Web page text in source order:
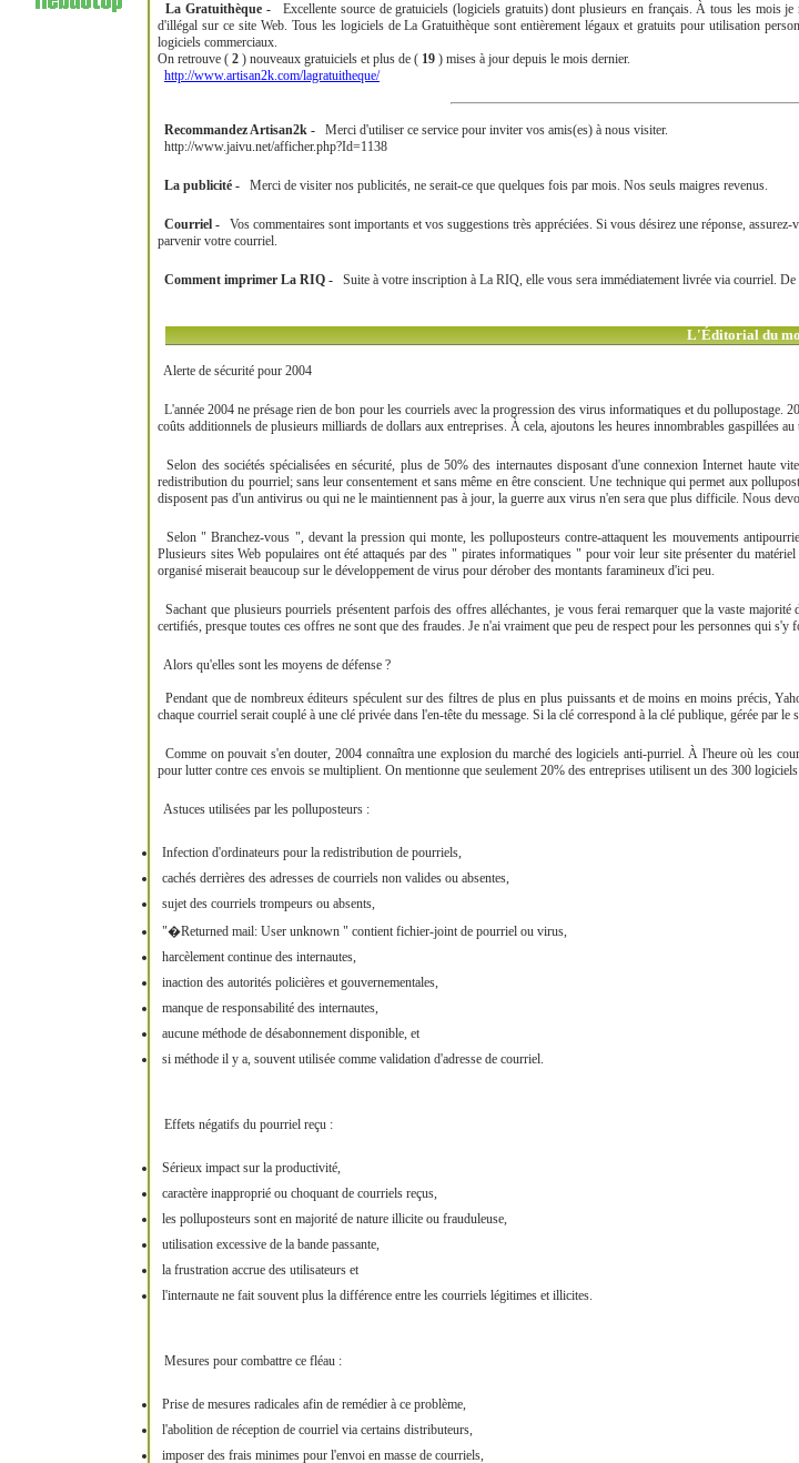
La Gratuithèque -Excellente source de gratuiciels (logiciels gratuits) dont plusieurs en français. À tous les mois je
d'illégal sur ce site Web. Tous les logiciels de La Gratuithèque sont entièrement légaux et gratuits pour utilisation
logiciels commerciaux.
On retrouve ( 2 ) nouveaux gratuiciels et plus de ( 19 ) mises à jour depuis le mois dernier.
http://www.artisan2k.com/lagratuitheque/
Recommandez Artisan2k - Merci d'utiliser ce service pour inviter vos amis(es) à nous visiter.
http://www.jaivu.net/afficher.php?Id=1138
La publicité - Merci de visiter nos publicités, ne serait-ce que quelques fois par mois. Nos seuls maigres revenus.
Courriel - Vos commentaires sont importants et vos suggestions très appréciées. Si vous désirez une réponse,
parvenir votre courriel.
Comment imprimer La RIQ - Suite à votre inscription à La RIQ, elle vous sera immédiatement livrée via courriel.
L'Éditorial du
Alerte de sécurité pour 2004
L'année 2004 ne présage rien de bon pour les courriels avec la progression des virus informatiques et du pollupostage.
coûts additionnels de plusieurs milliards de dollars aux entreprises. À cela, ajoutons les heures innombrables gaspillées
Selon des sociétés spécialisées en sécurité, plus de 50% des internautes disposant d'une connexion Internet
redistribution du pourriel; sans leur consentement et sans même en être conscient. Une technique qui permet aux
disposent pas d'un antivirus ou qui ne le maintiennent pas à jour, la guerre aux virus n'en sera que plus difficile. Nous
Selon " Branchez-vous ", devant la pression qui monte, les polluposteurs contre-attaquent les mouvements
Plusieurs sites Web populaires ont été attaqués par des " pirates informatiques " pour voir leur site présenter du
organisé miserait beaucoup sur le développement de virus pour dérober des montants faramineux d'ici peu.
Sachant que plusieurs pourriels présentent parfois des offres alléchantes, je vous ferai remarquer que la vaste
certifiés, presque toutes ces offres ne sont que des fraudes. Je n'ai vraiment que peu de respect pour les personnes qui
Alors qu'elles sont les moyens de défense ?
Pendant que de nombreux éditeurs spéculent sur des filtres de plus en plus puissants et de moins en moins précis,
chaque courriel serait couplé à une clé privée dans l'en-tête du message. Si la clé correspond à la clé publique, gérée par
Comme on pouvait s'en douter, 2004 connaîtra une explosion du marché des logiciels anti-purriel. À l'heure où les
pour lutter contre ces envois se multiplient. On mentionne que seulement 20% des entreprises utilisent un des 300
Astuces utilisées par les polluposteurs :
Infection d'ordinateurs pour la redistribution de pourriels,
cachés derrières des adresses de courriels non valides ou absentes,
sujet des courriels trompeurs ou absents,
"�Returned mail: User unknown " contient fichier-joint de pourriel ou virus,
harcèlement continue des internautes,
inaction des autorités policières et gouvernementales,
manque de responsabilité des internautes,
aucune méthode de désabonnement disponible, et
si méthode il y a, souvent utilisée comme validation d'adresse de courriel.
Effets négatifs du pourriel reçu :
Sérieux impact sur la productivité,
caractère inapproprié ou choquant de courriels reçus,
les polluposteurs sont en majorité de nature illicite ou frauduleuse,
utilisation excessive de la bande passante,
la frustration accrue des utilisateurs et
l'internaute ne fait souvent plus la différence entre les courriels légitimes et illicites.
Mesures pour combattre ce fléau :
Prise de mesures radicales afin de remédier à ce problème,
l'abolition de réception de courriel via certains distributeurs,
imposer des frais minimes pour l'envoi en masse de courriels,